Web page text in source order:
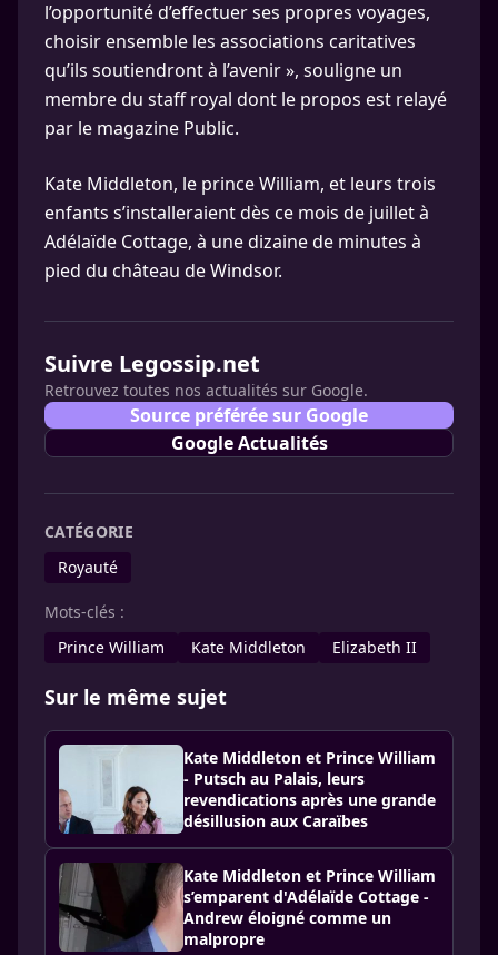
l’opportunité d’effectuer ses propres voyages,
choisir ensemble les associations caritatives
qu’ils soutiendront à l’avenir », souligne un
membre du staff royal dont le propos est relayé
par le magazine Public.
Kate Middleton, le prince William, et leurs trois
enfants s’installeraient dès ce mois de juillet à
Adélaïde Cottage, à une dizaine de minutes à
pied du château de Windsor.
Suivre Legossip.net
Retrouvez toutes nos actualités sur Google.
Source préférée sur Google
Google Actualités
CATÉGORIE
Royauté
Mots-clés :
Prince William
Kate Middleton Elizabeth II
Sur le même sujet
Kate Middleton et Prince William
- Putsch au Palais, leurs
revendications après une grande
désillusion aux Caraïbes
Kate Middleton et Prince William
s’emparent d'Adélaïde Cottage -
Andrew éloigné comme un
malpropre